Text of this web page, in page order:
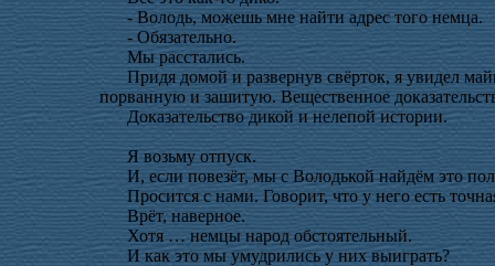
- Володь, можешь мне найти адрес того немца.
- Обязательно.
Мы расстались.
Придя домой и развернув свёрток, я увидел
порванную и зашитую. Вещественное
Доказательство дикой и нелепой истории.
Я возьму отпуск.
И, если повезёт, мы с Володькой найдём это
Просится с нами. Говорит, что у него есть
Врёт, наверное.
Хотя … немцы народ обстоятельный.
И как это мы умудрились у них выиграть?